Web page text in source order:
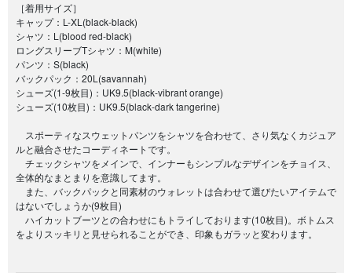
［着用サイズ］
キャップ：L-XL(black-black)
シャツ：L(blood red-black)
ロングスリーブTシャツ：M(white)
パンツ：S(black)
バックパック：20L(savannah)
シューズ(1-9枚目)：UK9.5(black-vibrant orange)
シューズ(10枚目)：UK9.5(black-dark tangerine)
スポーティなスウェットパンツをシャツを合わせて、さり気なくカジュア
ルと融合させたコーディネートです。
チェックシャツをメインで、インナーもシンプルなデザインをチョイス、
全体的なまとまりを意識してます。
また、バックパックと同素材のウォレットは合わせて選びたいアイテムで
はないでしょうか(9枚目)
ハイカットブーツとの合わせにもトライしております(10枚目)。ボトムス
をよりスッキリと見せられることができ、印象もガラッと変わります。